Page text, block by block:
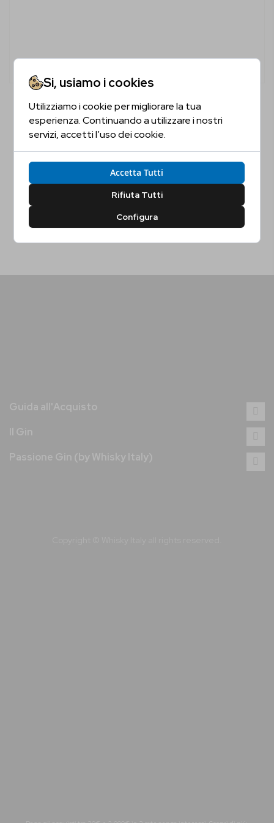
Procera Blue Dot Gin
99,00 € 110,00 €
Non disponibile
Guida all'Acquisto
Il Gin
Passione Gin (by Whisky Italy)
Si, usiamo i cookies
Utilizziamo i cookie per migliorare la tua
esperienza. Continuando a utilizzare i nostri
servizi, accetti l’uso dei cookie.
Accetta Tutti
Rifiuta Tutti
Configura
Sei Maggiorenne?
Sì, Confermo No, Non Confermo